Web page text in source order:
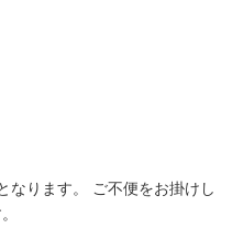
なります。 ご不便をお掛けし